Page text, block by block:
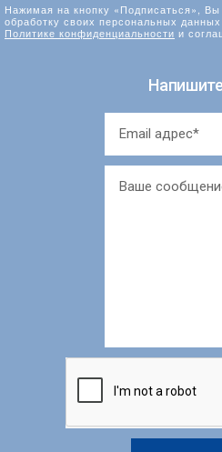
Нажимая на кнопку «Подписаться», Вы
обработку своих персональных данных
Политике конфиденциальности и